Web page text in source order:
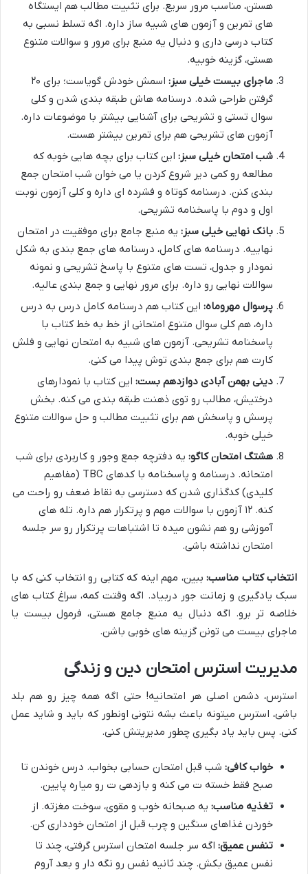
هستن، مناسب مرور سریع. برای تثبیت مطالب هم ایستگاه
های تمرین و آزمون های شبیه ساز داره. اگه تسلط نسبی به
کتاب درسی داری و دنبال یه منبع برای مرور و سوالات متنوع
هستی، گزینه خوبیه.
ماجرای بیست خیلی سبز:
اسمش خودش گویاست؛ برای ۲۰
گرفتن طراحی شده. درسنامه هاش طبقه بندی شدن و کلی
سوال تستی و تشریحی برای آشنایی بیشتر با موضوعات داره.
آزمون های تشریحی هم برای تمرین بیشتر هست.
شب امتحان خیلی سبز: این کتاب برای بچه هایی خوبه که
مطالعه رو کمی دیر شروع کردن یا می خوان شب امتحان جمع
بندی کنن. درسنامه کوتاه و فشرده ای داره و کلی آزمون نوبت
اول و دوم با پاسخنامه تشریحی.
بانک نهایی خیلی سبز: یه منبع جامع برای موفقیت در امتحان
نهاییه. درسنامه های کامل، درسنامه های جمع بندی به شکل
نمودار و جدول، تست های متنوع با پاسخ تشریحی و نمونه
سوالات نهایی رو داره. برای مرور نهایی و جمع بندی عالیه.
پرسوال مهروماه: این کتاب هم درسنامه کامل درس به درس
داره، هم کلی سوال متنوع امتحانی از خط به خط کتاب با
پاسخنامه تشریحی. آزمون های شبیه به امتحان نهایی و فلش
کارت هم برای جمع بندی توش پیدا می کنی.
دینی بهمن آبادی دوازدهم بست: این کتاب با نمودارهای
درختیش، مطالب رو توی ذهنت طبقه بندی می کنه. بخش
پرسش و پاسخش هم برای تثبیت مطالب و حل سوالات متنوع
خیلی خوبه.
هشتگ امتحان کاگو: یه دفترچه جمع وجور و کاربردی برای شب
امتحانه. درسنامه و پاسخنامه با کدهای TBC (مفاهیم
کلیدی) کدگذاری شدن که دسترسی به نقاط ضعف رو راحت می
کنه. ۱۲ آزمون با سوالات مهم و پرتکرار هم داره. تله های
آموزشی رو هم نشون میده تا اشتباهات پرتکرار رو سر جلسه
امتحان نداشته باشی.
انتخاب کتاب مناسب: ببین، مهم اینه که کتابی رو انتخاب کنی که با
سبک یادگیری و زمانت جور دربیاد. اگه وقتت کمه، سراغ کتاب های
خلاصه تر برو. اگه دنبال یه منبع جامع هستی، فرمول بیست یا
ماجرای بیست می تونن گزینه های خوبی باشن.
مدیریت استرس امتحان دین و زندگی
استرس، دشمن اصلی هر امتحانیه! حتی اگه همه چیز رو هم بلد
باشی، استرس میتونه باعث بشه نتونی اونطور که باید و شاید عمل
کنی. پس باید یاد بگیری چطور مدیریتش کنی.
خواب کافی: شب قبل امتحان حسابی بخواب. درس خوندن تا
صبح فقط خسته ت می کنه و بازدهی ت رو میاره پایین.
تغذیه مناسب: یه صبحانه خوب و مقوی، سوخت مغزته. از
خوردن غذاهای سنگین و چرب قبل از امتحان خودداری کن.
تنفس عمیق: اگه سر جلسه امتحان استرس گرفتی، چند تا
نفس عمیق بکش. چند ثانیه نفس رو نگه دار و بعد آروم